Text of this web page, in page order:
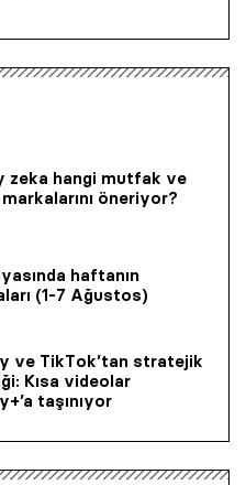
zeka hangi mutfak ve
öneriyor?
haftanın
(1-7 Ağustos)
ve TikTok’tan stratejik
Kısa videolar
taşınıyor